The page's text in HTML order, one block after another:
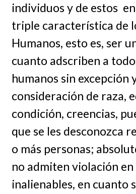
individuos y de estos
triple característica de
Humanos, esto es, ser
cuanto adscriben a
humanos sin excepción
consideración de raza,
condición, creencias,
que se les desconozca
o más personas;
no admiten violación en
inalienables, en cuanto